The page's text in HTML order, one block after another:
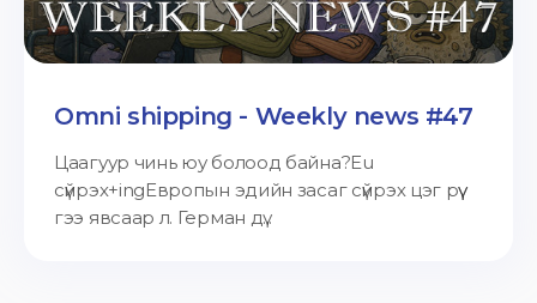
Omni shipping - Weekly news #47
Цаагуур чинь юу болоод байна?Eu
сүйрэх+ingЕвропын эдийн засаг сүйрэх цэг рүү
гээ явсаар л. Герман дү...